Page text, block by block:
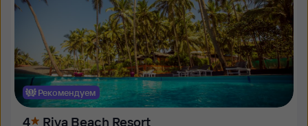
Рекомендуем
4 Riva Beach Resort